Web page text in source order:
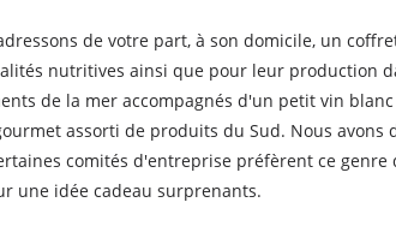
de votre part, à son domicile, un
nutritives ainsi que pour leur production
de la mer accompagnés d'un petit vin
assorti de produits du Sud. Nous
comités d'entreprise préfèrent ce
une idée cadeau surprenants.